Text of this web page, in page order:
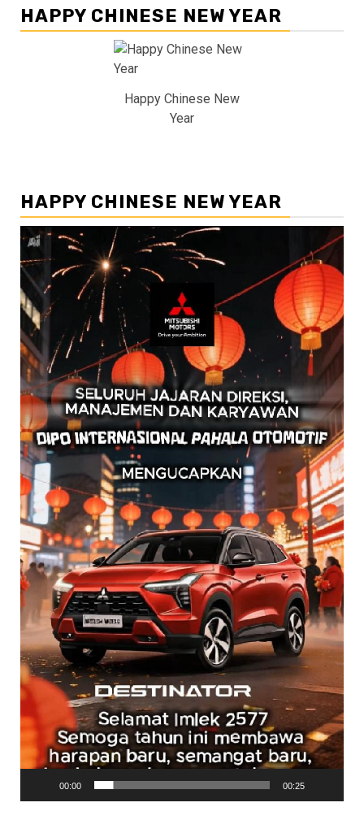
HAPPY CHINESE NEW YEAR
Happy Chinese New
Year
HAPPY CHINESE NEW YEAR
Pemutar
00:00 00:25